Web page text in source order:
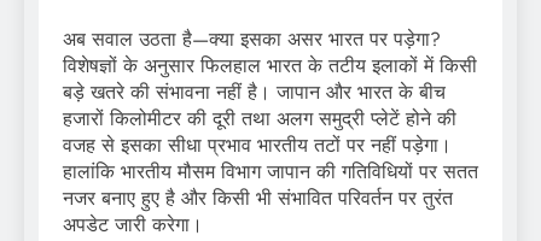
अब सवाल उठता है—क्या इसका असर भारत पर पड़ेगा?
विशेषज्ञों के अनुसार फिलहाल भारत के तटीय इलाकों में किसी
बड़े खतरे की संभावना नहीं है। जापान और भारत के बीच
हजारों किलोमीटर की दूरी तथा अलग समुद्री प्लेटें होने की
वजह से इसका सीधा प्रभाव भारतीय तटों पर नहीं पड़ेगा।
हालांकि भारतीय मौसम विभाग जापान की गतिविधियों पर सतत
नजर बनाए हुए है और किसी भी संभावित परिवर्तन पर तुरंत
अपडेट जारी करेगा।